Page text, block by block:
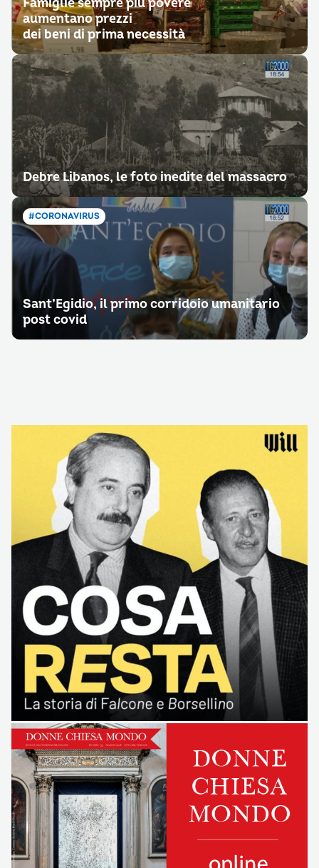
aumentano prezzi
dei beni di prima necessità
Debre Libanos, le foto inedite del massacro
#CORONAVIRUS
Sant’Egidio, il primo corridoio umanitario
post covid